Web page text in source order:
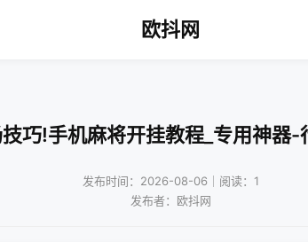
欧抖网
巧!手机麻将开挂教程_专用神器-
发布时间：2026-08-06｜阅读：1
发布者：欧抖网